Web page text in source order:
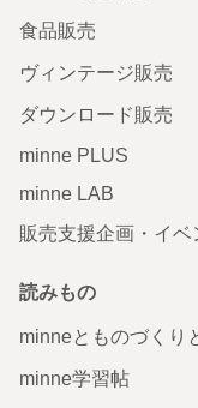
食品販売
ヴィンテージ販売
ダウンロード販売
minne PLUS
minne LAB
販売支援企画・イベ
読みもの
minneとものづくり
minne学習帖